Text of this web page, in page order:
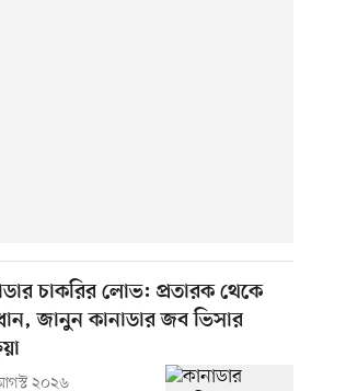
চাকরির লোভ: প্রতারক থেকে
জানুন কানাডার জব ভিসার
২০২৬